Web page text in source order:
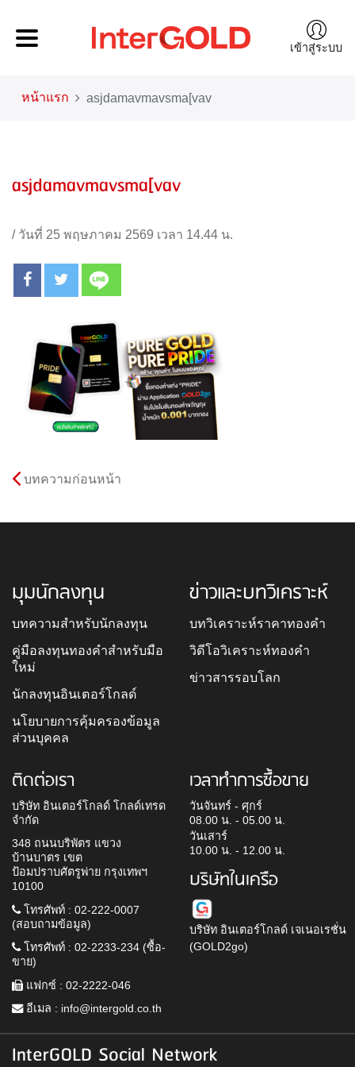
เข้าสู่ระบบ
หน้าแรก asjdamavmavsma[vav
asjdamavmavsma[vav
/ วันที่ 25 พฤษภาคม 2569 เวลา 14.44 น.
บทความก่อนหน้า
มุมนักลงทุน
บทความสำหรับนักลงทุน
คู่มือลงทุนทองคำสำหรับมือ
ใหม่
นักลงทุนอินเตอร์โกลด์
นโยบายการคุ้มครองข้อมูล
ส่วนบุคคล
ข่าวและบทวิเคราะห์
บทวิเคราะห์ราคาทองคำ
วิดีโอวิเคราะห์ทองคำ
ข่าวสารรอบโลก
ติดต่อเรา
บริษัท อินเตอร์โกลด์ โกลด์เทรด
จำกัด
348 ถนนบริพัตร แขวง
บ้านบาตร เขต
ป้อมปราบศัตรูพ่าย กรุงเทพฯ
10100
โทรศัพท์ : 02-222-0007
(สอบถามข้อมูล)
โทรศัพท์ : 02-2233-234 (ซื้อ-
ขาย)
แฟกซ์ : 02-2222-046
อีเมล : info@intergold.co.th
เวลาทำการซื้อขาย
วันจันทร์ - ศุกร์
08.00 น. - 05.00 น.
วันเสาร์
10.00 น. - 12.00 น.
บริษัทในเครือ
บริษัท อินเตอร์โกลด์ เจเนอเรชั่น
(GOLD2go)
InterGOLD Social Network